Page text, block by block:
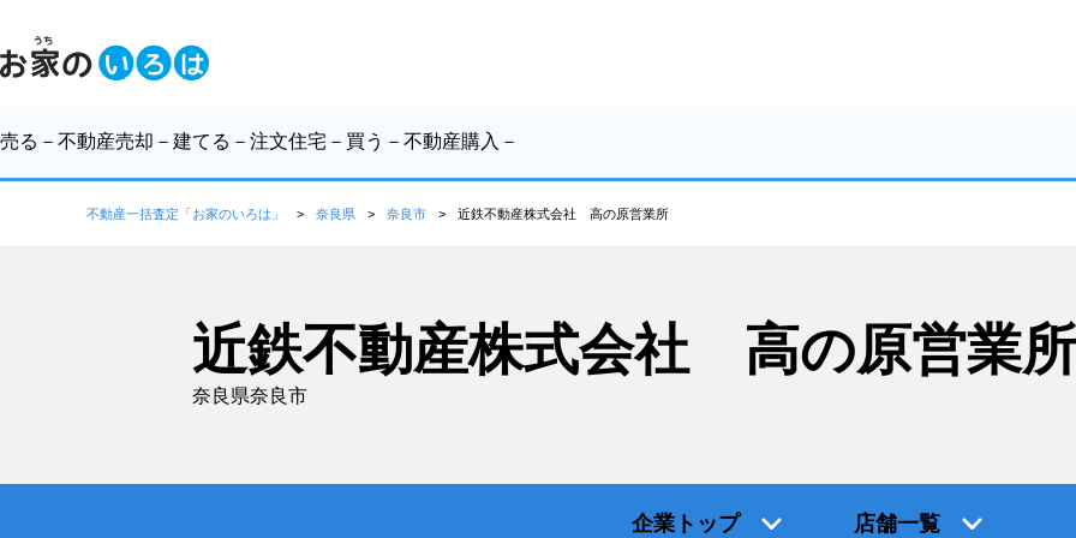
売る －不動産売却－ 建てる －注文住宅－ 買う －不動産購入－
不動産一括査定「お家のいろは」 奈良県 奈良市 近鉄不動産株式会社 高の原営業所
近鉄不動産株式会社 高の原営業所
奈良県奈良市
企業トップ 店舗一覧